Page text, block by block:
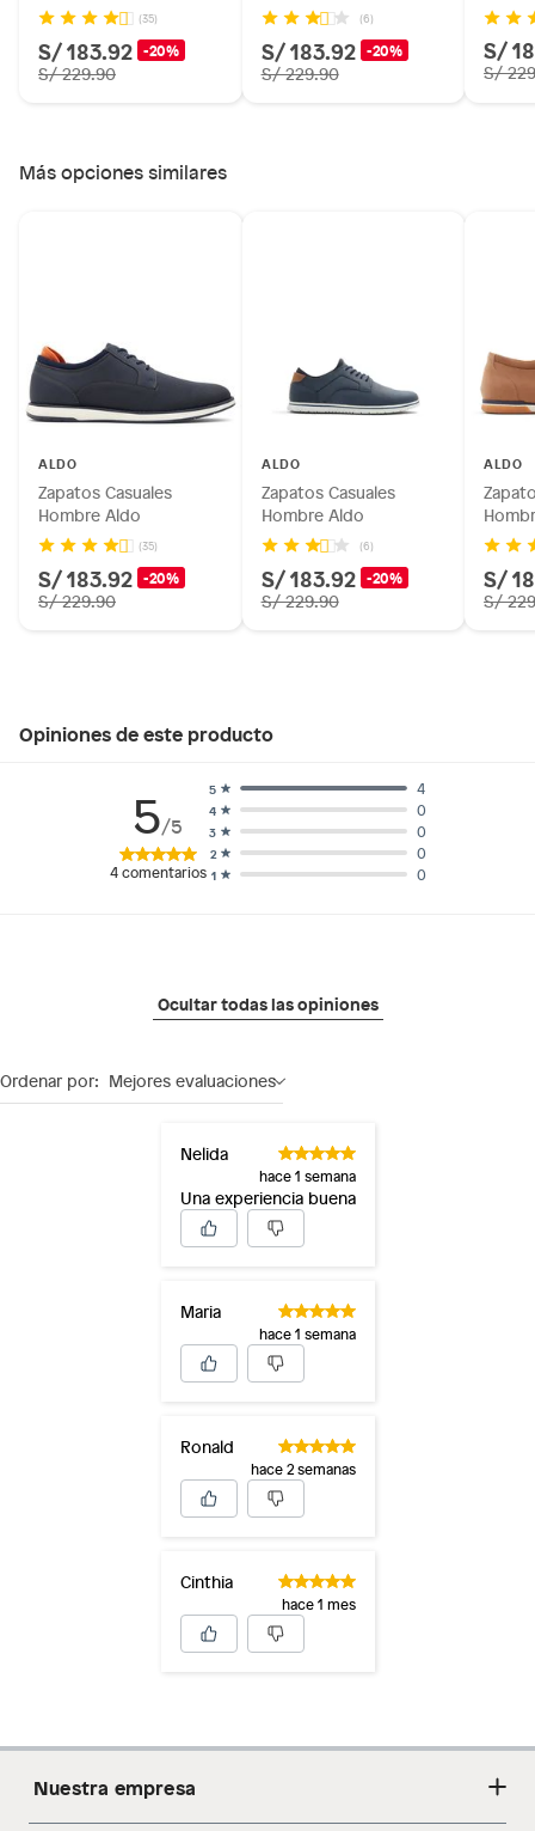
(35)
S/ 183.92 -20%
S/ 229.90
(6)
S/ 183.92 -20%
S/ 229.90
S/
S/
Más opciones similares
ALDO
Zapatos Casuales
Hombre Aldo
(35)
S/ 183.92 -20%
S/ 229.90
ALDO
Zapatos Casuales
Hombre Aldo
(6)
S/ 183.92 -20%
S/ 229.90
ALDO
S/
S/
Opiniones de este producto
5/5
4 comentarios 1 0
2 0
3 0
4 0
5 4
Ocultar todas las opiniones
Ordenar por: Mejores evaluaciones
Nelida
hace 1 semana
Una experiencia buena
Maria
hace 1 semana
Ronald
hace 2 semanas
Cinthia
hace 1 mes
Nuestra empresa